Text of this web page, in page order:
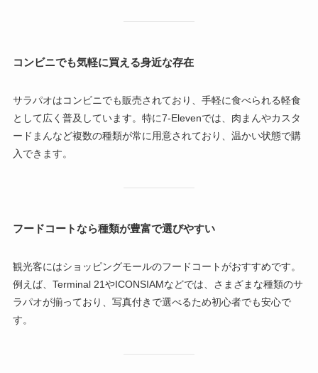
コンビニでも気軽に買える身近な存在
サラパオはコンビニでも販売されており、手軽に食べられる軽食
として広く普及しています。特に7-Elevenでは、肉まんやカスタ
ードまんなど複数の種類が常に用意されており、温かい状態で購
入できます。
フードコートなら種類が豊富で選びやすい
観光客にはショッピングモールのフードコートがおすすめです。
例えば、Terminal 21やICONSIAMなどでは、さまざまな種類のサ
ラパオが揃っており、写真付きで選べるため初心者でも安心で
す。